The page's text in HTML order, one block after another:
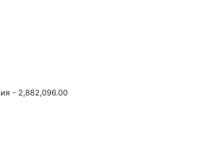
- 2,882,096.00